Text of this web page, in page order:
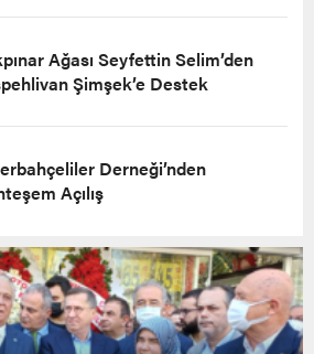
Ağası Seyfettin Selim’den
Şimşek’e Destek
Derneği’nden
Açılış